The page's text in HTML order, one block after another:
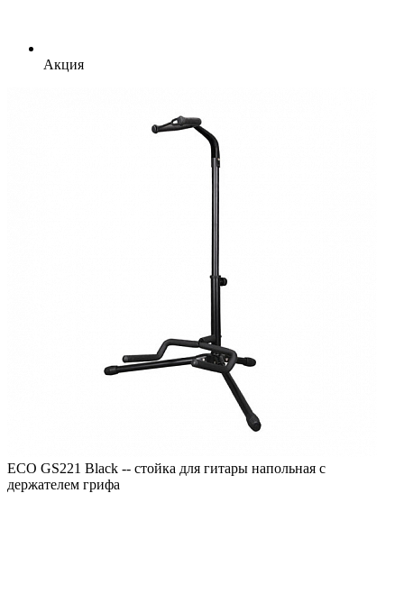
Акция
ECO GS221 Black -- стойка для гитары напольная с
держателем грифа